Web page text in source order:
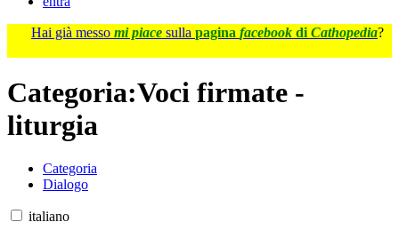
Hai già messo mi piace sulla pagina facebook di Cathopedia?
Categoria:Voci firmate -
liturgia
Categoria
Dialogo
italiano